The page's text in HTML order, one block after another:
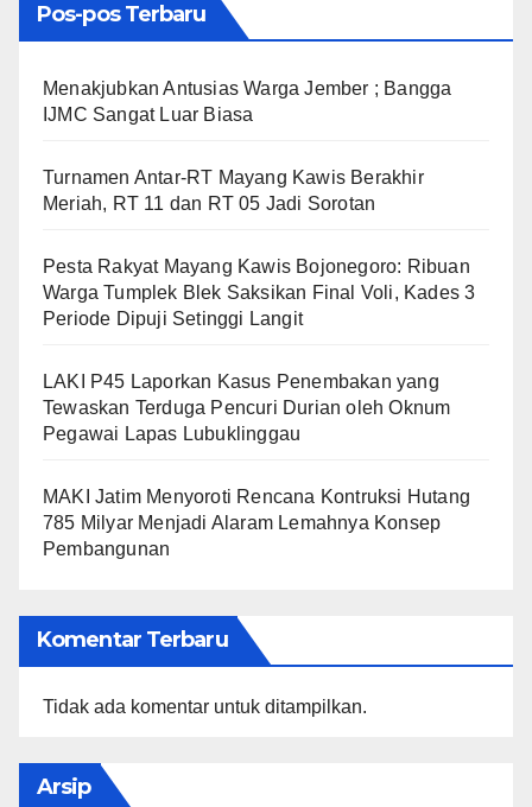
Pos-pos Terbaru
Menakjubkan Antusias Warga Jember ; Bangga
IJMC Sangat Luar Biasa
Turnamen Antar-RT Mayang Kawis Berakhir
Meriah, RT 11 dan RT 05 Jadi Sorotan
​Pesta Rakyat Mayang Kawis Bojonegoro: Ribuan
Warga Tumplek Blek Saksikan Final Voli, Kades 3
Periode Dipuji Setinggi Langit
LAKI P45 Laporkan Kasus Penembakan yang
Tewaskan Terduga Pencuri Durian oleh Oknum
Pegawai Lapas Lubuklinggau
MAKI Jatim Menyoroti Rencana Kontruksi Hutang
785 Milyar Menjadi Alaram Lemahnya Konsep
Pembangunan
Komentar Terbaru
Tidak ada komentar untuk ditampilkan.
Arsip